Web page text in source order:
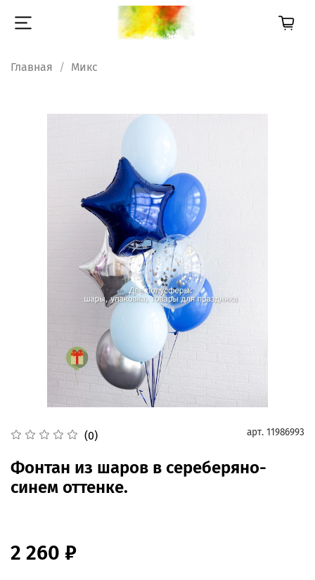
Главная Микс
(0) арт. 11986993
Фонтан из шаров в сереберяно-
синем оттенке.
2 260 ₽